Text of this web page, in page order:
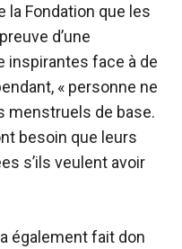
la Fondation que les
d’une
inspirantes face à de
« personne ne
menstruels de base.
besoin que leurs
s’ils veulent avoir
également fait don